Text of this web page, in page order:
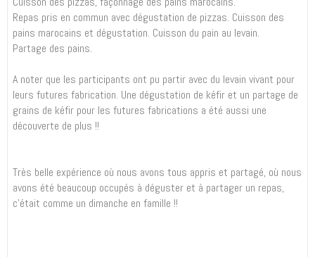
Repas pris en commun avec dégustation de pizzas. Cuisson des
pains marocains et dégustation. Cuisson du pain au levain.
Partage des pains.
A noter que les participants ont pu partir avec du levain vivant pour
leurs futures fabrication. Une dégustation de kéfir et un partage de
grains de kéfir pour les futures fabrications a été aussi une
découverte de plus !!
Très belle expérience où nous avons tous appris et partagé, où nous
avons été beaucoup occupés à déguster et à partager un repas,
c'était comme un dimanche en famille !!